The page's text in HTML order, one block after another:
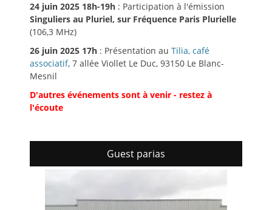
24 juin 2025 18h-19h : Participation à l'émission
Singuliers au Pluriel, sur Fréquence Paris Plurielle
(106,3 MHz)
26 juin 2025 17h : Présentation au Tilia, café
associatif, 7 allée Viollet Le Duc, 93150 Le Blanc-
Mesnil
D'autres événements sont à venir - restez à
l'écoute
Guest parias